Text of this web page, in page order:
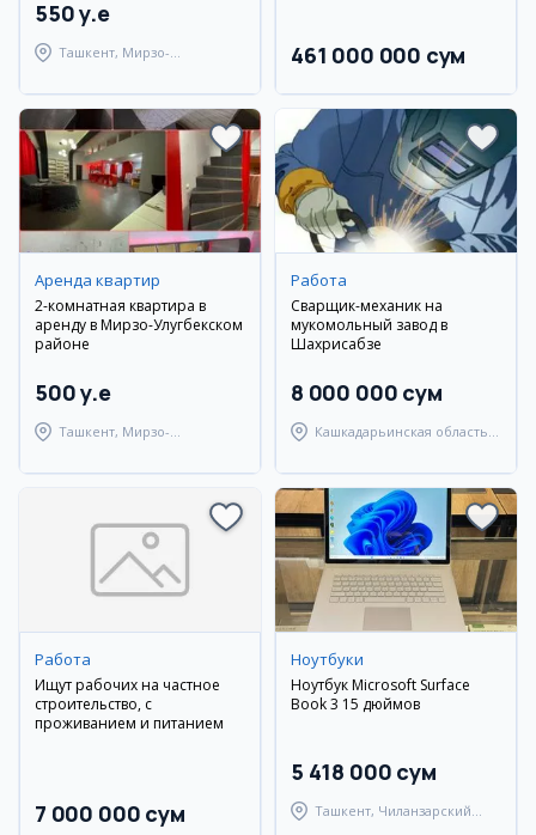
550 y.e
Ташкент, Мирзо-
461 000 000 сум
Аренда квартир
2-комнатная квартира в
аренду в Мирзо-Улугбекском
районе
500 y.e
Ташкент, Мирзо-
Работа
Сварщик-механик на
мукомольный завод в
Шахрисабзе
8 000 000 сум
Кашкадарьинская область,
Работа
Ищут рабочих на частное
строительство, с
проживанием и питанием
7 000 000 сум
Ноутбуки
Ноутбук Microsoft Surface
Book 3 15 дюймов
5 418 000 сум
Ташкент, Чиланзарский